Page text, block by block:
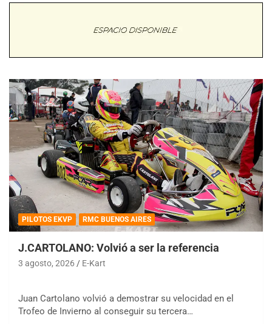
PILOTOS EKVP RMC BUENOS AIRES
J.CARTOLANO: Volvió a ser la referencia
3 agosto, 2026 E-Kart
Juan Cartolano volvió a demostrar su velocidad en el
Trofeo de Invierno al conseguir su tercera…